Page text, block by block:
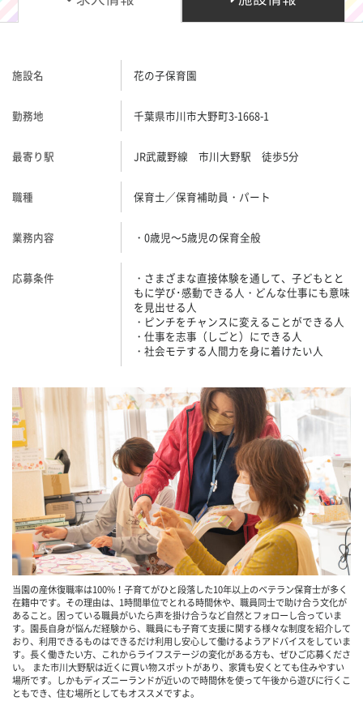
施設名 花の子保育園
勤務地 千葉県市川市大野町3-1668-1
最寄り駅 JR武蔵野線 市川大野駅 徒歩5分
職種 保育士／保育補助員・パート
業務内容 ・0歳児～5歳児の保育全般
応募条件
・さまざまな直接体験を通して、子どもとと
もに学び･感動できる人・どんな仕事にも意味
を見出せる人
・ピンチをチャンスに変えることができる人
・仕事を志事（しごと）にできる人
・社会モテする人間力を身に着けたい人
当園の産休復職率は100%！子育てがひと段落した10年以上のベテラン保育士が多く
在籍中です。その理由は、1時間単位でとれる時間休や、職員同士で助け合う文化が
あること。困っている職員がいたら声を掛け合うなど自然とフォローし合っていま
す。園長自身が悩んだ経験から、職員にも子育て支援に関する様々な制度を紹介して
おり、利用できるものはできるだけ利用し安心して働けるようアドバイスをしていま
す。長く働きたい方、これからライフステージの変化がある方も、ぜひご応募くださ
い。 また市川大野駅は近くに買い物スポットがあり、家賃も安くとても住みやすい
場所です。しかもディズニーランドが近いので時間休を使って午後から遊びに行くこ
ともでき、住む場所としてもオススメですよ。